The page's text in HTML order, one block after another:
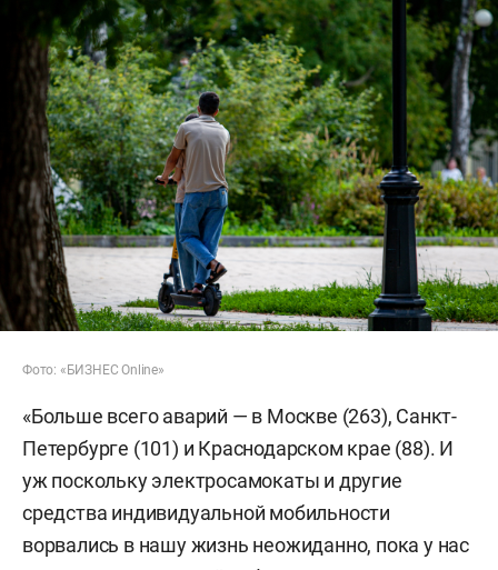
Фото: «БИЗНЕС Online»
«Больше всего аварий — в Москве (263), Санкт-
Петербурге (101) и Краснодарском крае (88). И
уж поскольку электросамокаты и другие
средства индивидуальной мобильности
ворвались в нашу жизнь неожиданно, пока у нас